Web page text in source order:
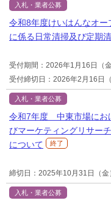
入札・業者公募
令和8年度けいはんなオー
に係る日常清掃及び定期
受付期間：2026年1月16日（
受付締切日：2026年2月16日
入札・業者公募
令和7年度 中東市場にお
びマーケティングリサー
について
終了
締切日：2025年10月31日（金
入札・業者公募